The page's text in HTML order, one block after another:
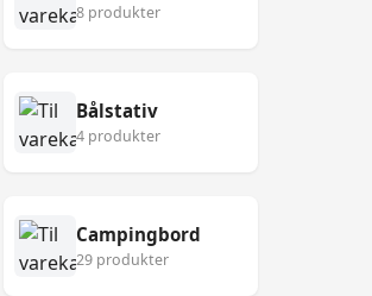
8 produkter
Bålstativ
4 produkter
Campingbord
29 produkter